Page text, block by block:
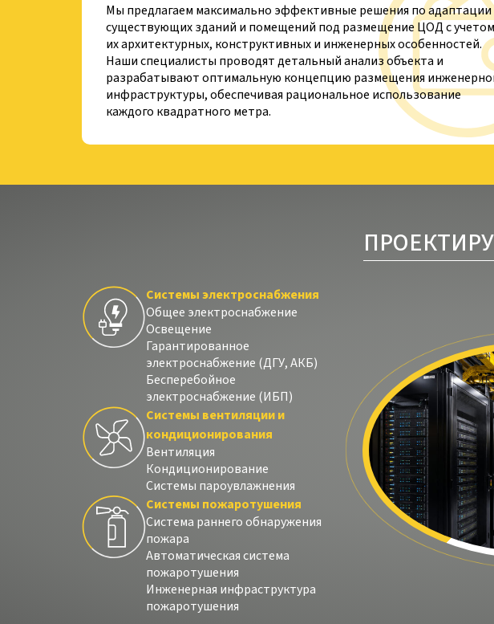
Мы предлагаем максимально эффективные решения по адаптации
существующих зданий и помещений под размещение ЦОД с учетом
их архитектурных, конструктивных и инженерных особенностей.
Наши специалисты проводят детальный анализ объекта и
разрабатывают оптимальную концепцию размещения
инфраструктуры, обеспечивая рациональное использование
каждого квадратного метра.
Системы электроснабжения
Общее электроснабжение
Освещение
Гарантированное
электроснабжение (ДГУ, АКБ)
Бесперебойное
электроснабжение (ИБП)
Cистемы вентиляции и
кондиционирования
Вентиляция
Кондиционирование
Системы пароувлажнения
Системы пожаротушения
Система раннего обнаружения
пожара
Автоматическая система
пожаротушения
Инженерная инфраструктура
пожаротушения